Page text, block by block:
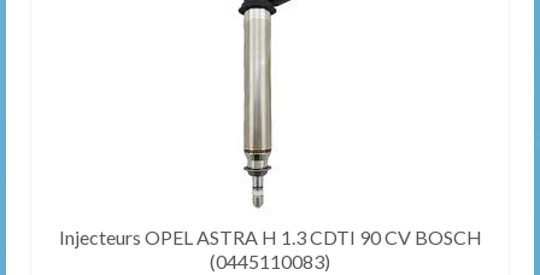
Injecteurs OPEL ASTRA H 1.3 CDTI 90 CV BOSCH
(0445110083)